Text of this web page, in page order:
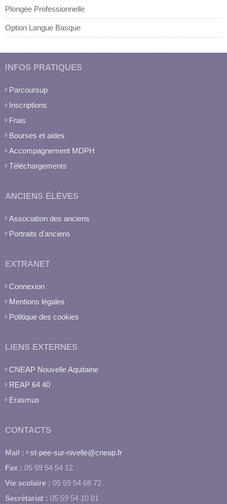
Plongée Professionnelle
Option Langue Basque
INFOS PRATIQUES
Parcoursup
Inscriptions
Frais
Bourses et aides
Accompagnement MDPH
Téléchargements
ANCIENS ÉLÈVES
Association des anciens
Portraits d'anciens
EXTRANET
Connexion
Mentions légales
Politique des cookies
LIENS EXTERNES
CNEAP Nouvelle Aquitaine
REAP 64 40
Erasmus
CONTACTS
Mail :
st-pee-sur-nivelle@cneap.fr
Fax : 05 59 54 54 12
Vie scolaire : 05 59 54 68 72
Secrétariat : 05 59 54 10 81